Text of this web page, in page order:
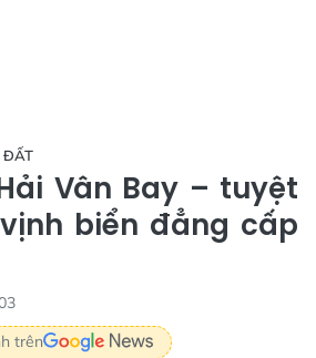
ĐẤT
Vân Bay – tuyệt
biển đẳng cấp
trên